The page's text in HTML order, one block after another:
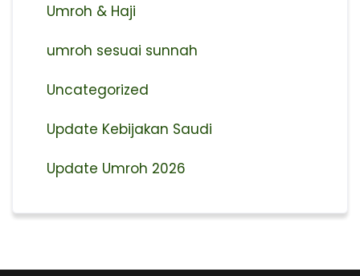
Umroh & Haji
umroh sesuai sunnah
Uncategorized
Update Kebijakan Saudi
Update Umroh 2026